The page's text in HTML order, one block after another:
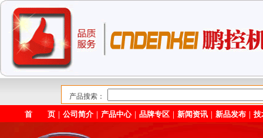
产品搜索：
首 页 ｜公司简介 ｜ 产品中心｜品牌专区 ｜新闻资讯 ｜新品发布 ｜技